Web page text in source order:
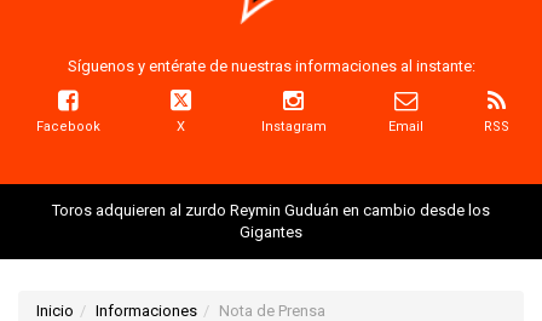
Síguenos y entérate de nuestras informaciones al instante:
Facebook X Instagram Email RSS
Toros adquieren al zurdo Reymin Guduán en cambio desde los
Gigantes
Inicio Informaciones Nota de Prensa